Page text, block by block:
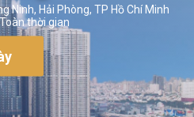
Ninh, Hải Phòng, TP Hồ Chí Minh
thời gian